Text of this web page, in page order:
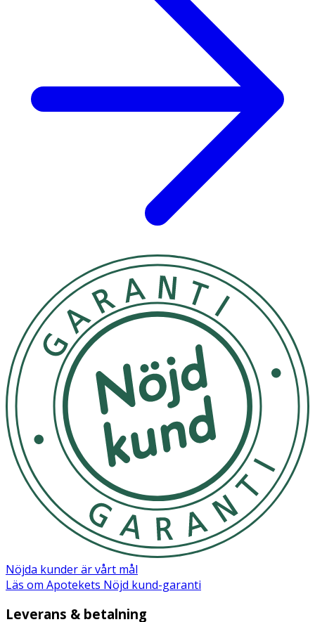
Ethyltrimonium Chloride Methacrylate/Hydrolyzed Wheat
Protein Copolymer, Ricinus Communis (Castor) Seed Oil,
Phyllostachys Nigra Leaf Extract, Quaternium-95,
Behentrimonium Chloride, Propanediol, Butylene Glycol,
Ethylhexylglycerin, Citric Acid, Lactic Acid, Potassium
Sorbate, Disodium EDTA, Pentaerythrityl Tetra-Di-T-
Butyl Hydroxyhydrocinnamate, Limonene, Linalool,
Nöjda kunder är vårt mål
Läs om Apotekets Nöjd kund-garanti
Leverans & betalning